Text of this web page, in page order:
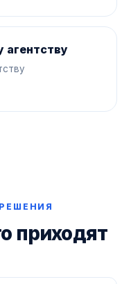
агентству
приходят